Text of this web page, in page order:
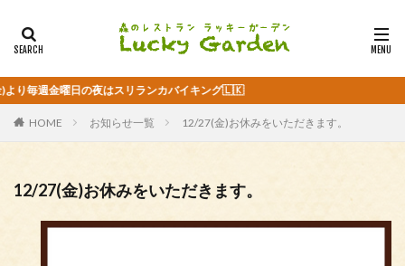
金曜日の夜はスリランカバイキング🇱🇰
HOME お知らせ一覧 12/27(金)お休みをいただきます。
12/27(金)お休みをいただきます。